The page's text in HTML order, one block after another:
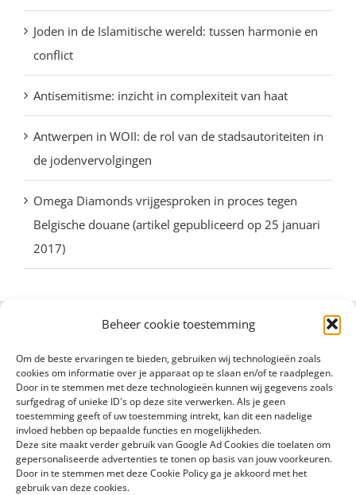
Beheer cookie toestemming
Om de beste ervaringen te bieden, gebruiken wij technologieën zoals
cookies om informatie over je apparaat op te slaan en/of te raadplegen.
Door in te stemmen met deze technologieën kunnen wij gegevens zoals
surfgedrag of unieke ID's op deze site verwerken. Als je geen
toestemming geeft of uw toestemming intrekt, kan dit een nadelige
invloed hebben op bepaalde functies en mogelijkheden.
Deze site maakt verder gebruik van Google Ad Cookies die toelaten om
gepersonaliseerde advertenties te tonen op basis van jouw voorkeuren.
Door in te stemmen met deze Cookie Policy ga je akkoord met het
gebruik van deze cookies.
Joden in de Islamitische wereld: tussen harmonie en
conflict
Antisemitisme: inzicht in complexiteit van haat
Antwerpen in WOII: de rol van de stadsautoriteiten in
de jodenvervolgingen
Omega Diamonds vrijgesproken in proces tegen
Belgische douane (artikel gepubliceerd op 25 januari
2017)